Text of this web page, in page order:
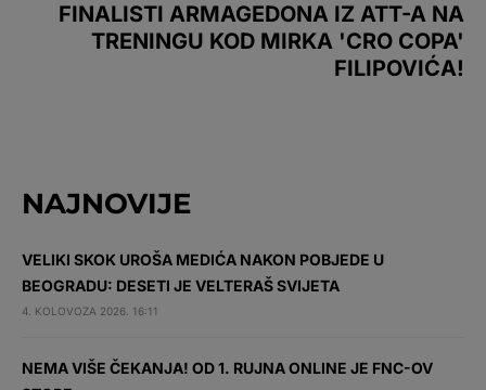
FINALISTI ARMAGEDONA IZ ATT-A NA
TRENINGU KOD MIRKA 'CRO COPA'
FILIPOVIĆA!
NAJNOVIJE
VELIKI SKOK UROŠA MEDIĆA NAKON POBJEDE U
BEOGRADU: DESETI JE VELTERAŠ SVIJETA
4. KOLOVOZA 2026. 16:11
NEMA VIŠE ČEKANJA! OD 1. RUJNA ONLINE JE FNC-OV